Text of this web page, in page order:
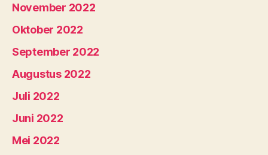
November 2022
Oktober 2022
September 2022
Augustus 2022
Juli 2022
Juni 2022
Mei 2022